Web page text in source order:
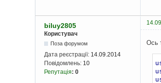
biluy2805
Користувач
Поза форумом
Дата реєстрації: 14.09.2014
Повідомлень: 10
Репутація: 0
Ось